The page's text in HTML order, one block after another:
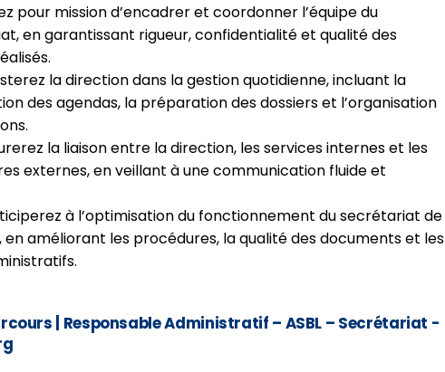
pour mission d’encadrer et coordonner l’équipe du
en garantissant rigueur, confidentialité et qualité des
la direction dans la gestion quotidienne, incluant la
des agendas, la préparation des dossiers et l’organisation
la liaison entre la direction, les services internes et les
externes, en veillant à une communication fluide et
à l’optimisation du fonctionnement du secrétariat de
en améliorant les procédures, la qualité des documents et les
| Responsable Administratif – ASBL – Secrétariat -